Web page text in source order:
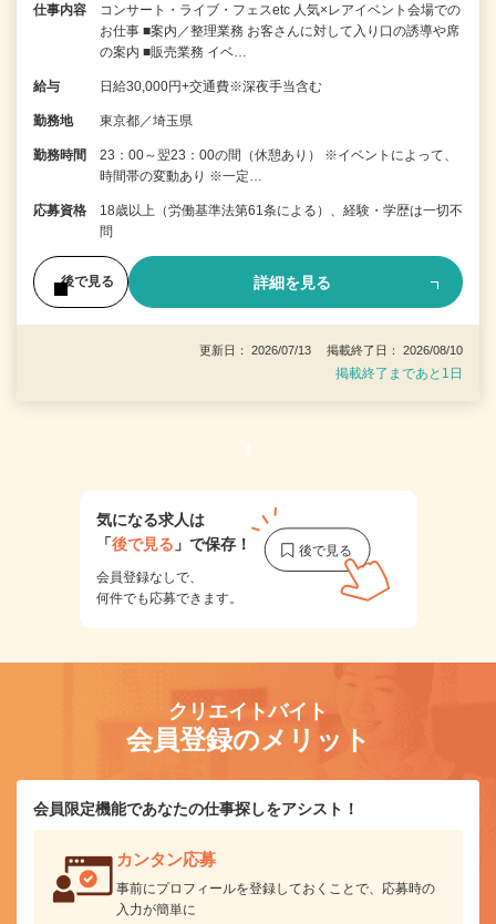
仕事内容
コンサート・ライブ・フェスetc 人気×レアイベント会場での
お仕事 ■案内／整理業務 お客さんに対して入り口の誘導や席
の案内 ■販売業務 イベ…
給与 日給30,000円+交通費※深夜手当含む
勤務地 東京都／埼玉県
勤務時間
23：00～翌23：00の間（休憩あり） ※イベントによって、
時間帯の変動あり ※一定…
応募資格
18歳以上（労働基準法第61条による）、経験・学歴は一切不
問
後で見る 詳細を見る
更新日： 2026/07/13 掲載終了日： 2026/08/10
掲載終了まであと1日
1
気になる求人は
「後で見る 」で保存！
会員登録なしで、
何件でも応募できます。
クリエイトバイト
会員登録のメリット
会員限定機能であなたの仕事探しをアシスト！
カンタン応募
事前にプロフィールを登録しておくことで、応募時の
入力が簡単に